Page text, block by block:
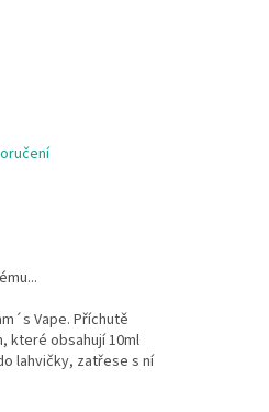
Vape. Příchutě
které obsahují 10ml
lahvičky, zatřese s ní